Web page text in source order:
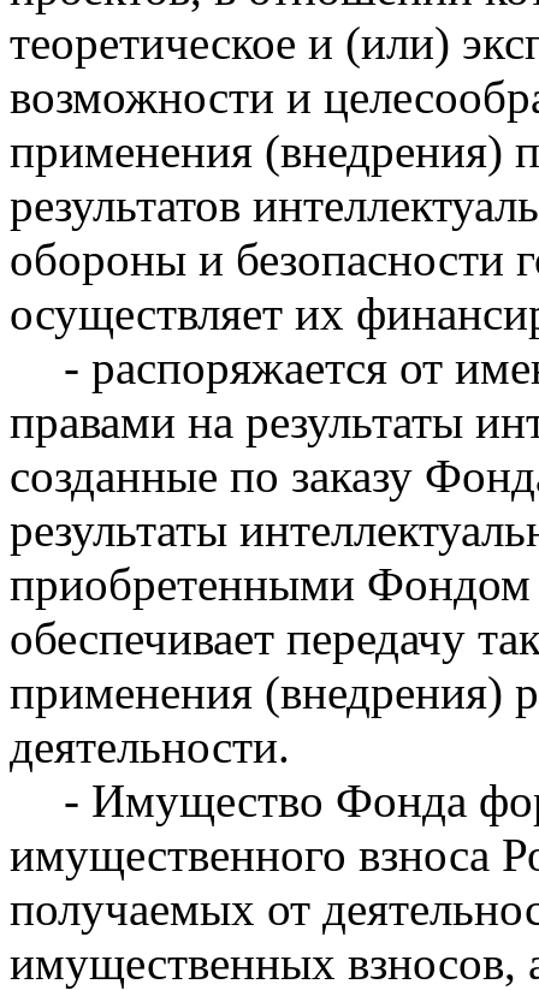
теоретическое и (или)
возможности и
применения (внедрения)
результатов
обороны и безопасности
осуществляет их
- распоряжается от
правами на результаты
созданные по заказу
результаты
приобретенными Фондом
обеспечивает передачу
применения (внедрения)
деятельности.
- Имущество Фонда
имущественного взноса
получаемых от
имущественных взносов,